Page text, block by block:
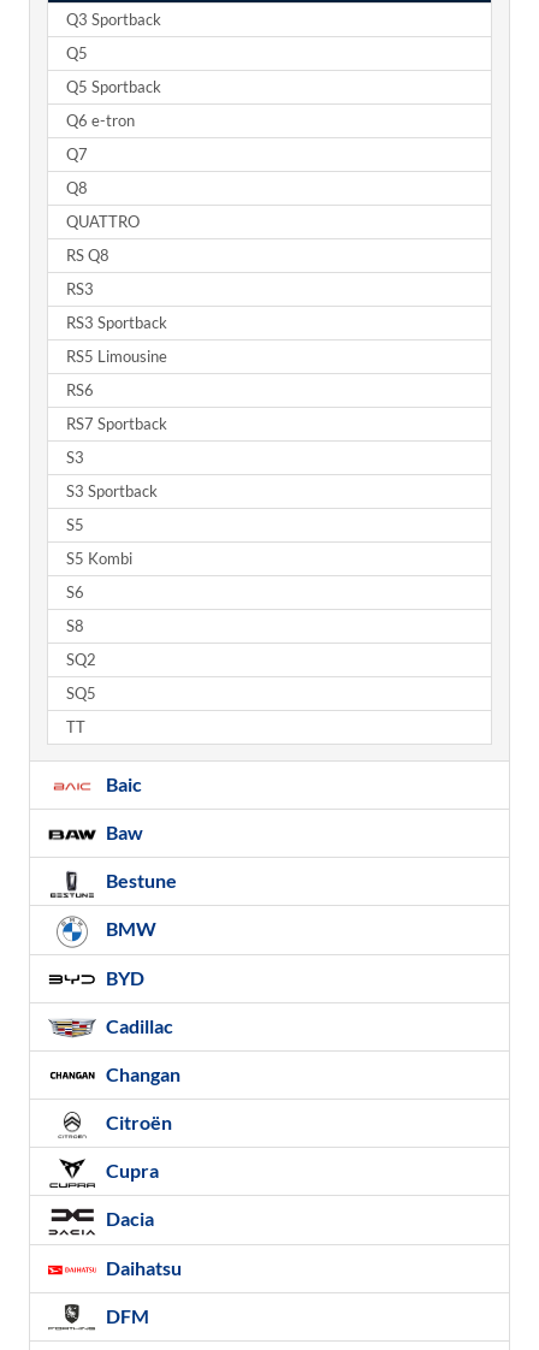
Q3 Sportback
Q5
Q5 Sportback
Q6 e-tron
Q7
Q8
QUATTRO
RS Q8
RS3
RS3 Sportback
RS5 Limousine
RS6
RS7 Sportback
S3
S3 Sportback
S5
S5 Kombi
S6
S8
SQ2
SQ5
TT
Baic
Baw
Bestune
BMW
BYD
Cadillac
Changan
Citroën
Cupra
Dacia
Daihatsu
DFM